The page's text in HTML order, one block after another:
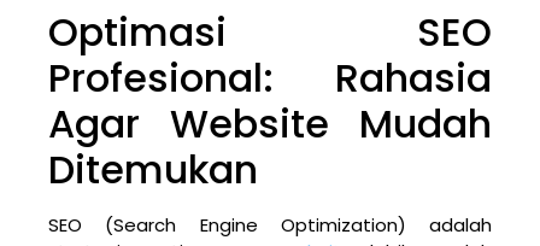
Optimasi SEO
Profesional: Rahasia
Agar Website Mudah
Ditemukan
SEO (Search Engine Optimization) adalah